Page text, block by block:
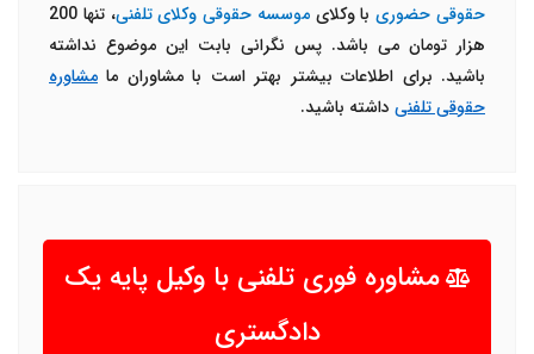
حقوقی حضوریبا وکلایموسسه حقوقی وکلای تلفنی
، تنها 200
هزار تومان می باشد. پس نگرانی بابت این موضوع نداشته
باشید. برای اطلاعات بیشتر بهتر است با مشاوران ما مشاوره
حقوقی تلفنی داشته باشید.
مشاوره فوری تلفنی با وکیل پایه یک
دادگستری